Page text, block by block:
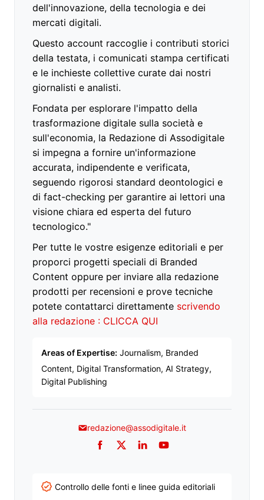
dell'innovazione, della tecnologia e dei
mercati digitali.
Questo account raccoglie i contributi storici
della testata, i comunicati stampa certificati
e le inchieste collettive curate dai nostri
giornalisti e analisti.
Fondata per esplorare l'impatto della
trasformazione digitale sulla società e
sull'economia, la Redazione di Assodigitale
si impegna a fornire un'informazione
accurata, indipendente e verificata,
seguendo rigorosi standard deontologici e
di fact-checking per garantire ai lettori una
visione chiara ed esperta del futuro
tecnologico."
Per tutte le vostre esigenze editoriali e per
proporci progetti speciali di Branded
Content oppure per inviare alla redazione
prodotti per recensioni e prove tecniche
potete contattarci direttamente scrivendo
alla redazione : CLICCA QUI
Areas of Expertise: Journalism, Branded
Content, Digital Transformation, AI Strategy,
Digital Publishing
redazione@assodigitale.it
Facebook
TwitterLinkedInYouTube
Controllo delle fonti e linee guida editoriali